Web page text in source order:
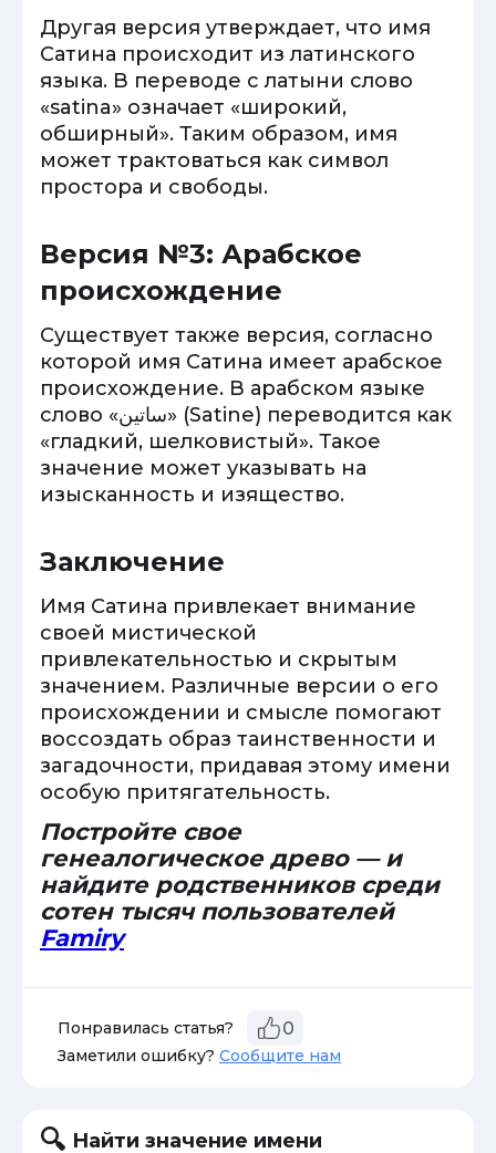
Другая версия утверждает, что имя
Сатина происходит из латинского
языка. В переводе с латыни слово
«satina» означает «широкий,
обширный». Таким образом, имя
может трактоваться как символ
простора и свободы.
Версия №3: Арабское
происхождение
Существует также версия, согласно
которой имя Сатина имеет арабское
происхождение. В арабском языке
слово «ساتين» (Satine) переводится как
«гладкий, шелковистый». Такое
значение может указывать на
изысканность и изящество.
Заключение
Имя Сатина привлекает внимание
своей мистической
привлекательностью и скрытым
значением. Различные версии о его
происхождении и смысле помогают
воссоздать образ таинственности и
загадочности, придавая этому имени
особую притягательность.
Постройте свое
генеалогическое древо — и
найдите родственников среди
сотен тысяч пользователей
Famiry
Понравилась статья? 0
Заметили ошибку? Сообщите нам
Найти значение имени